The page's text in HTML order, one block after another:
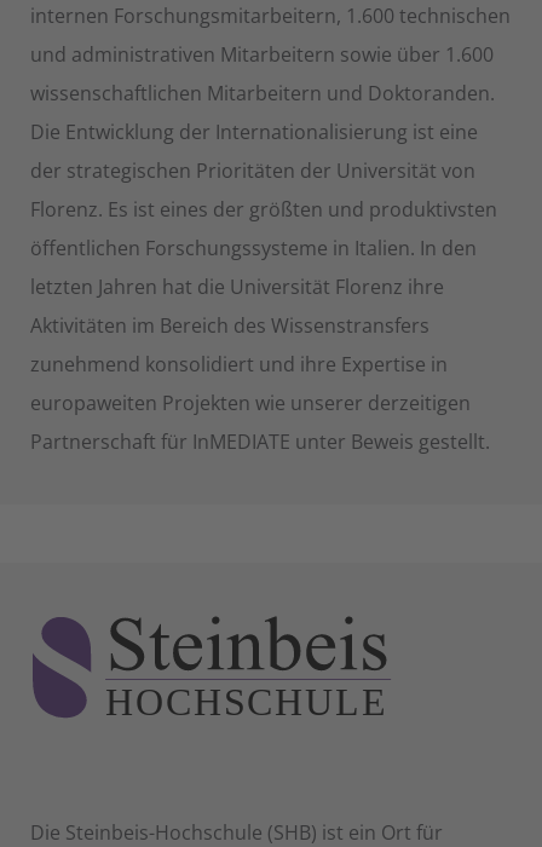
internen Forschungsmitarbeitern, 1.600 technischen
und administrativen Mitarbeitern sowie über 1.600
wissenschaftlichen Mitarbeitern und Doktoranden.
Die Entwicklung der Internationalisierung ist eine
der strategischen Prioritäten der Universität von
Florenz. Es ist eines der größten und produktivsten
öffentlichen Forschungssysteme in Italien. In den
letzten Jahren hat die Universität Florenz ihre
Aktivitäten im Bereich des Wissenstransfers
zunehmend konsolidiert und ihre Expertise in
europaweiten Projekten wie unserer derzeitigen
Partnerschaft für InMEDIATE unter Beweis gestellt.
Die Steinbeis-Hochschule (SHB) ist ein Ort für